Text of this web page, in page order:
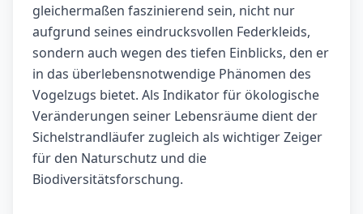
gleichermaßen faszinierend sein, nicht nur
aufgrund seines eindrucksvollen Federkleids,
sondern auch wegen des tiefen Einblicks, den er
in das überlebensnotwendige Phänomen des
Vogelzugs bietet. Als Indikator für ökologische
Veränderungen seiner Lebensräume dient der
Sichelstrandläufer zugleich als wichtiger Zeiger
für den Naturschutz und die
Biodiversitätsforschung.